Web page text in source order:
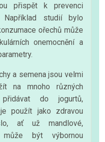
přispět k prevenci
Například studií bylo
ořechů může
onemocnění a
a semena jsou velmi
na mnoho různých
do jogurtů,
použít jako zdravou
ať už mandlové,
být výbornou